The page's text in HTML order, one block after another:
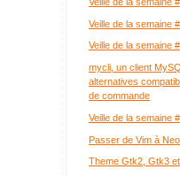
Veille de la semaine
Veille de la semaine
mycli, un client
alternatives
de commande
Veille de la semaine
Passer de Vim à
Theme Gtk2, Gtk3